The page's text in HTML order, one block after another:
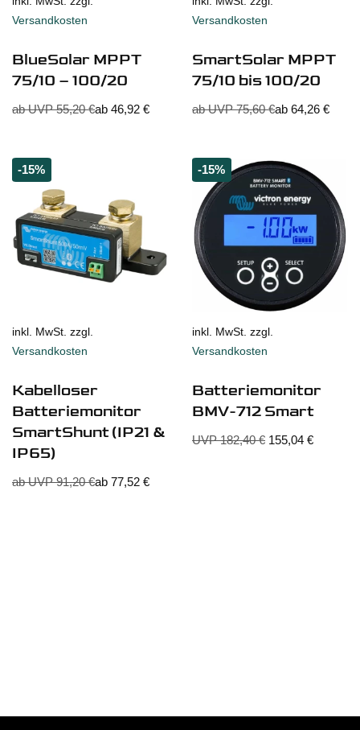
Versandkosten
BlueSolar MPPT
75/10 – 100/20
ab UVP55,20€ab 46,92 €
Versandkosten
SmartSolar MPPT
75/10 bis 100/20
ab UVP75,60€ab 64,26 €
-15%
inkl. MwSt. zzgl.
Versandkosten
Kabelloser
Batteriemonitor
SmartShunt (IP21 &
IP65)
ab UVP91,20€ab 77,52 €
-15%
inkl. MwSt. zzgl.
Versandkosten
Batteriemonitor
BMV-712 Smart
UVP182,40€ 155,04 €